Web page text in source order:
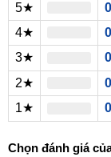
5★
4★
3★
2★
1★
Chọn đánh giá